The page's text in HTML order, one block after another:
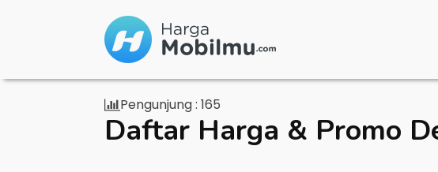
Pengunjung : 165
Daftar Harga & Promo